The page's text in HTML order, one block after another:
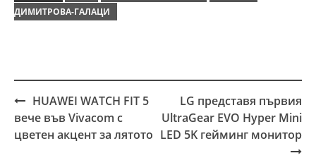
ДИМИТРОВА-ГАЛАЦИ
Post
navigation
HUAWEI WATCH FIT 5
вече във Vivacom с
цветен акцент за лятото
LG представя първия
UltraGear EVO Hyper Mini
LED 5K гейминг монитор